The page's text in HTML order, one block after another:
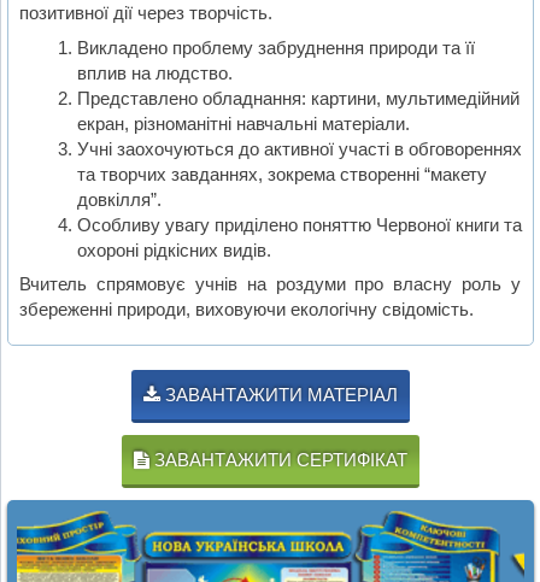
позитивної дії через творчість.
Викладено проблему забруднення природи та її
вплив на людство.
Представлено обладнання: картини, мультимедійний
екран, різноманітні навчальні матеріали.
Учні заохочуються до активної участі в обговореннях
та творчих завданнях, зокрема створенні “макету
довкілля”.
Особливу увагу приділено поняттю Червоної книги та
охороні рідкісних видів.
Вчитель спрямовує учнів на роздуми про власну роль у
збереженні природи, виховуючи екологічну свідомість.
ЗАВАНТАЖИТИ МАТЕРІАЛ
ЗАВАНТАЖИТИ СЕРТИФІКАТ